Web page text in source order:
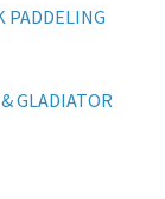
PADDELING
GLADIATOR